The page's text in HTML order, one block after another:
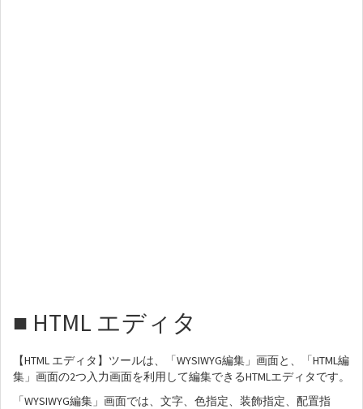
■ HTML エディタ
【HTML エディタ】ツールは、「WYSIWYG編集」画面と、「HTML編
集」画面の2つ入力画面を利用して編集できるHTMLエディタです。
「WYSIWYG編集」画面では、文字、色指定、装飾指定、配置指